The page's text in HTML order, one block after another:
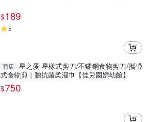
$189
5
商店 星之愛 星樣式剪刀/不鏽鋼食物剪刀/攜帶
式食物剪｜贈抗菌柔濕巾【佳兒園婦幼館】
$750